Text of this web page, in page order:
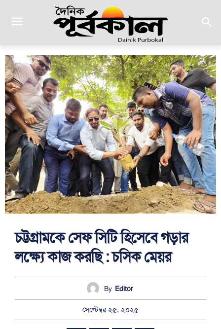
চট্টগ্রামকে সেফ সিটি হিসেবে গড়ার
লক্ষ্যে কাজ করছি : চসিক মেয়র
By Editor
সেপ্টেম্বর ২৫, ২০২৫